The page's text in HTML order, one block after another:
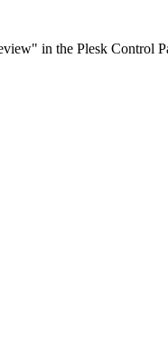
in the Plesk Control